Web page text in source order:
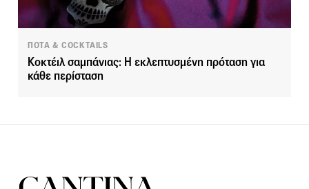
ΠΟΤΑ & COCKTAILS
Κοκτέιλ σαμπάνιας: H εκλεπτυσμένη πρόταση για
κάθε περίσταση